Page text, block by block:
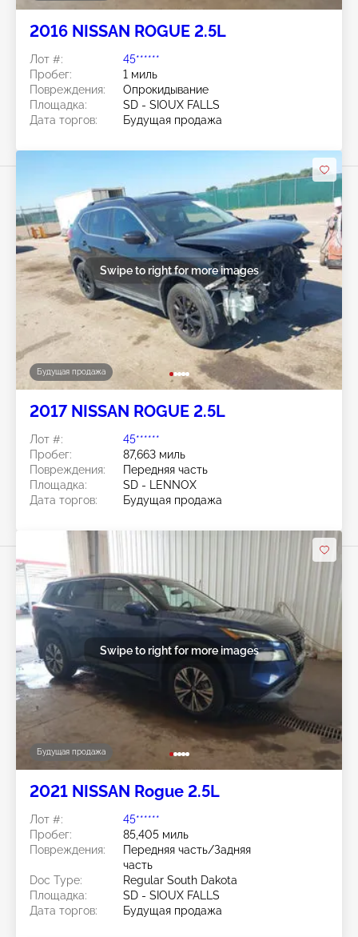
2016 NISSAN ROGUE 2.5L
Лот #:
45******
Пробег:
1 миль
Повреждения:
Опрокидывание
Площадка:
SD - SIOUX FALLS
Дата торгов:
Будущая продажа
Будущая продажа
Swipe to right for more images
2017 NISSAN ROGUE 2.5L
Лот #:
45******
Пробег:
87,663 миль
Повреждения:
Передняя часть
Площадка:
SD - LENNOX
Дата торгов:
Будущая продажа
Будущая продажа
Swipe to right for more images
2021 NISSAN Rogue 2.5L
Лот #:
45******
Пробег:
85,405 миль
Повреждения:
Передняя часть/Задняя
часть
Doc Type:
Regular South Dakota
Площадка:
SD - SIOUX FALLS
Дата торгов:
Будущая продажа